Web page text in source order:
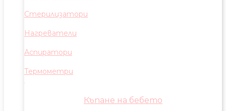
Стерилизатори
Нагреватели
Аспиратори
Термометри
Къпане на бебето